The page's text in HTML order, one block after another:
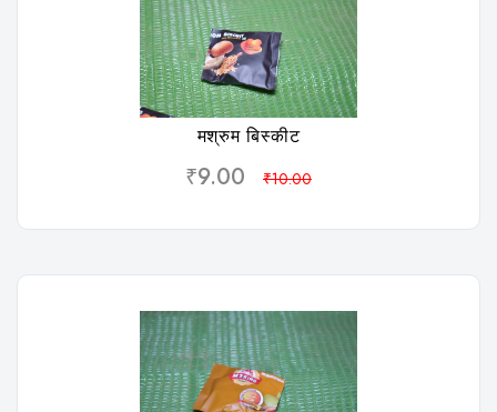
मश्रुम बिस्कीट
₹9.00 ₹10.00
विशलिस्ट
विशलिस्ट